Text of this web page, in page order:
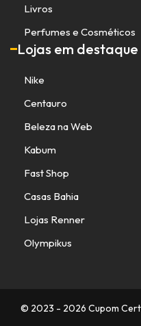
Livros
Perfumes e Cosméticos
Lojas em destaque
Nike
Centauro
Beleza na Web
Kabum
Fast Shop
Casas Bahia
Lojas Renner
Olympikus
© 2023 - 2026 Cupom